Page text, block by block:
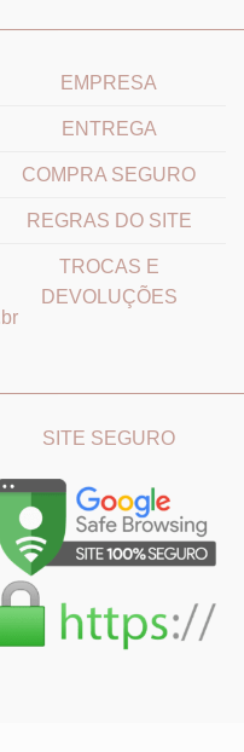
EMPRESA
ENTREGA
COMPRA SEGURO
REGRAS DO SITE
TROCAS E
DEVOLUÇÕES
SITE SEGURO